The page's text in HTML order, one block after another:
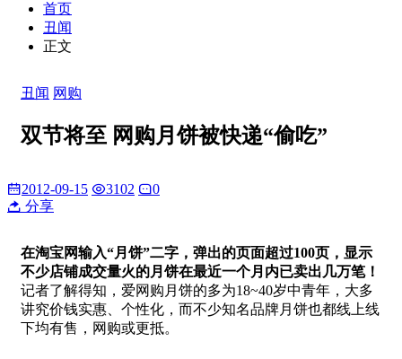
首页
丑闻
正文
丑闻 网购
双节将至 网购月饼被快递“偷吃”
2012-09-15 3102
0
分享
在淘宝网输入“月饼”二字，弹出的页面超过100页，显示
不少店铺成交量火的月饼在最近一个月内已卖出几万笔！
记者了解得知，爱网购月饼的多为18~40岁中青年，大多
讲究价钱实惠、个性化，而不少知名品牌月饼也都线上线
下均有售，网购或更抵。